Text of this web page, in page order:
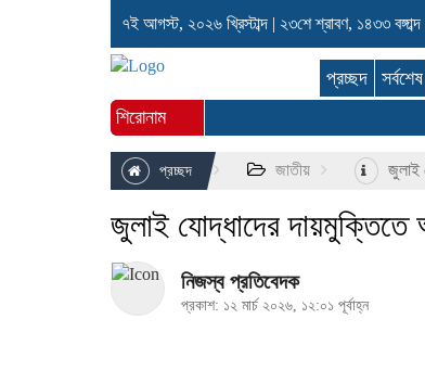
৭ই আগস্ট, ২০২৬ খ্রিস্টাব্দ | ২৩শে শ্রাবণ, ১৪৩৩ বঙ্গাব্দ
প্রচ্ছদ সর্বশেষ
শিরোনাম
প্রচ্ছদ জাতীয় জুলাই
জুলাই যোদ্ধাদের দায়মুক্তিতে
নিজস্ব প্রতিবেদক
প্রকাশ: ১২ মার্চ ২০২৬, ১২:০১ পূর্বাহ্ন